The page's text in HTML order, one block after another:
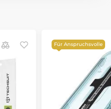
Für Anspruchsvolle